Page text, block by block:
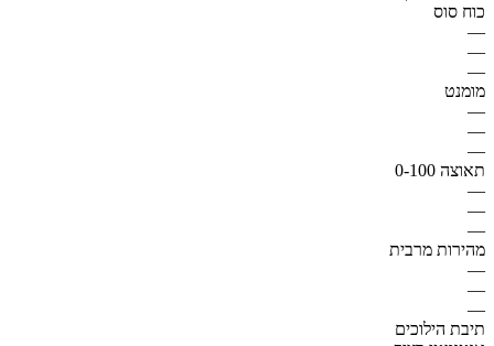
כוח סוס
—
—
—
מומנט
—
—
—
תאוצה 0-100
—
—
—
מהירות מרבית
—
—
—
תיבת הילוכים